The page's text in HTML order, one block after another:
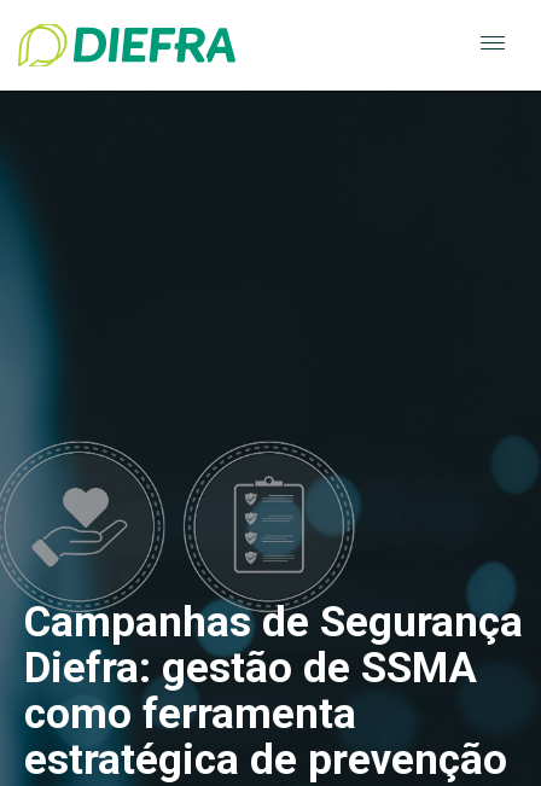
Campanhas de Segurança
Diefra: gestão de SSMA
como ferramenta
estratégica de prevenção